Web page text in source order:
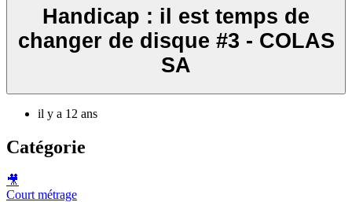
Handicap : il est temps de
changer de disque #3 - COLAS
SA
il y a 12 ans
Catégorie
🎥
Court métrage